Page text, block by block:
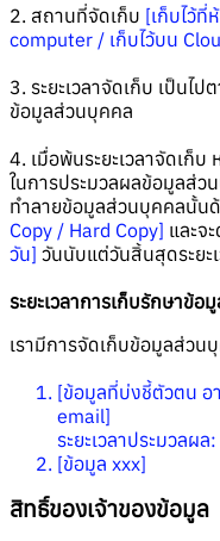
2. สถานที่จัดเก็บ [เก็บไว้ที่
computer / เก็บไว้บน
3. ระยะเวลาจัดเก็บ เป็นไป
ข้อมูลส่วนบุคคล
4. เมื่อพ้นระยะเวลาจัดเก็บ
ในการประมวลผลข้อมูลส่ว
ทำลายข้อมูลส่วนบุคคลนั้น
Copy / Hard Copy] และจ
วัน] วันนับแต่วันสิ้นสุดระยะ
ระยะเวลาการเก็บรักษาข้
เรามีการจัดเก็บข้อมูลส่วน
[ข้อมูลที่บ่งชี้ตัวตน อ
email]
ระยะเวลาประมวล
[ข้อมูล xxx]
สิทธิ์ของเจ้าของข้อมูล